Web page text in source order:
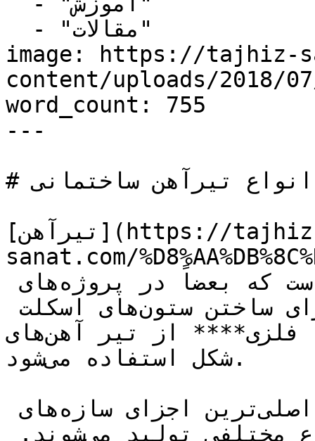
image: https://tajhiz-
content/uploads/2018/
word_count: 755
---
# انواع تیرآهن ساختمانی
[‌تیرآهن](https://tajhiz-
sanat.com/
فلزی**‌** از تیر آهن‌های I دوبل ‌یا بال پهن‌های تکی‌ H
‌شکل استفاده می‌شود.